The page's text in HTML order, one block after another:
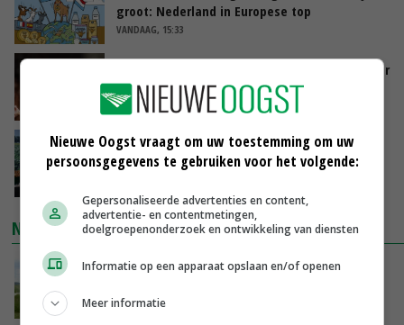
groot: Nederland in Europese top
VANDAAG, 15:33
Vlaamse varkensstapel krimpt, pluimveesector
groeit door schaalvergroting
VANDAAG, 15:20
‘Cijfer jezelf niet weg en doe vooral ook waar
je gelukkig van wordt’
NIEUWSTE VIDEO'S
POAH!: John Deere 7730
VANDAAG, 10:00
Nieuwe Oogst vraagt om uw toestemming om uw
persoonsgegevens te gebruiken voor het volgende:
Gepersonaliseerde advertenties en content,
advertentie- en contentmetingen,
doelgroepenonderzoek en ontwikkeling van diensten
Informatie op een apparaat opslaan en/of openen
Meer informatie